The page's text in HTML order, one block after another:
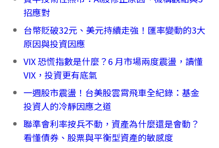
招應對
台幣貶破32元、美元持續走強！匯率變動的3大
原因與投資因應
VIX 恐慌指數是什麼？6 月市場兩度震盪，讀懂
VIX，投資更有底氣
一週股市震盪！台美股雲霄飛車全紀錄：基金
投資人的冷靜因應之道
聯準會利率按兵不動，資產為什麼還是會動？
看懂債券、股票與平衡型資產的敏感度